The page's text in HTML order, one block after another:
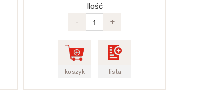
Ilość
-
+
koszyk lista